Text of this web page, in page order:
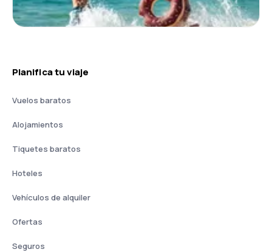
Planifica tu viaje
Vuelos baratos
Alojamientos
Tiquetes baratos
Hoteles
Vehículos de alquiler
Ofertas
Seguros